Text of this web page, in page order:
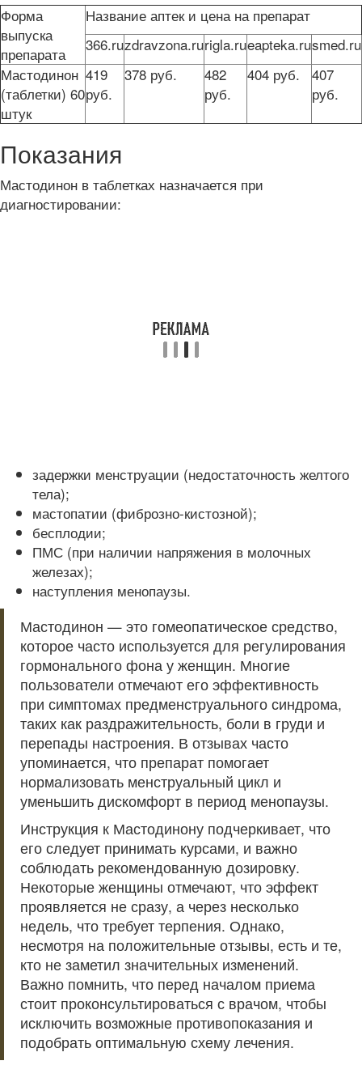
Форма
выпуска
препарата
Название аптек и цена на препарат
366.ruzdravzona.rurigla.rueapteka.rusmed.ru
Мастодинон
(таблетки) 60
штук
419
руб.
378 руб.
482
руб.
404 руб.
407
руб.
Показания
Мастодинон в таблетках назначается при
диагностировании:
задержки менструации (недостаточность желтого
тела);
мастопатии (фиброзно-кистозной);
бесплодии;
ПМС (при наличии напряжения в молочных
железах);
наступления менопаузы.
Мастодинон — это гомеопатическое средство,
которое часто используется для регулирования
гормонального фона у женщин. Многие
пользователи отмечают его эффективность
при симптомах предменструального синдрома,
таких как раздражительность, боли в груди и
перепады настроения. В отзывах часто
упоминается, что препарат помогает
нормализовать менструальный цикл и
уменьшить дискомфорт в период менопаузы.
Инструкция к Мастодинону подчеркивает, что
его следует принимать курсами, и важно
соблюдать рекомендованную дозировку.
Некоторые женщины отмечают, что эффект
проявляется не сразу, а через несколько
недель, что требует терпения. Однако,
несмотря на положительные отзывы, есть и те,
кто не заметил значительных изменений.
Важно помнить, что перед началом приема
стоит проконсультироваться с врачом, чтобы
исключить возможные противопоказания и
подобрать оптимальную схему лечения.